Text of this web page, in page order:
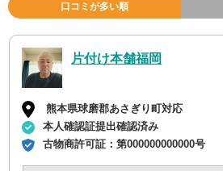
口コミが多い順
片付け本舗福岡
熊本県球磨郡あさぎり町対応
本人確認証提出確認済み
古物商許可証：第000000000000号